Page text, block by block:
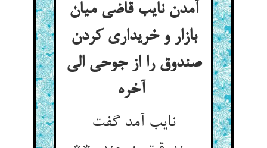
آمدن نایب قاضی میان
بازار و خریداری کردن
صندوق را از جوحی الی
نایب آمد گفت